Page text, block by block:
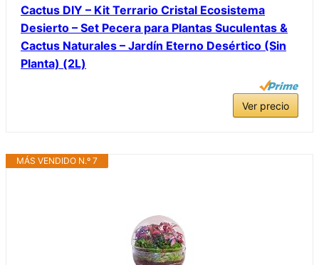
Cactus DIY – Kit Terrario Cristal Ecosistema
Desierto – Set Pecera para Plantas Suculentas &
Cactus Naturales – Jardín Eterno Desértico (Sin
Planta) (2L)
Ver precio
MÁS VENDIDO N.º 7